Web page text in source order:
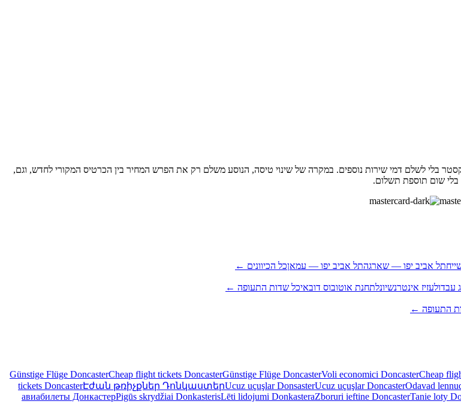
בלי לשלם דמי שירות נוספים. במקרה של שינוי טיסה, הנוסע משלם רק את הפרש המחיר בין הכרטיס המקורי לחדש, וגם,
שום תוספת תשלום.
תל אביב יפו — שארגהתל אביב יפו — עמאןכל הכיוונים ←
עבדולעזיז אינטרנשיונלתחנת אוטובוס דובאיכל שדות התעופה ←
התעופה ←
Günstige Flüge DoncasterCheap flight tickets DoncasterGünstige Flüge DoncasterVoli economici DoncasterCheap
tickets DoncasterԷժան թռիչքներ ԴոնկաստերUcuz uçuşlar DonsasterUcuz uçuşlar DoncasterOdavad
авиабилеты ДонкастерPigūs skrydžiai DonkasterisLēti lidojumi DonkasteraZboruri ieftine DoncasterTanie loty